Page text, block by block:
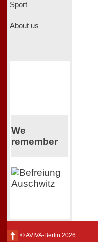
Sport
About us
We
remember
© AVIVA-Berlin 2026